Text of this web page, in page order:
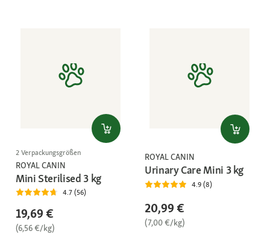
2 Verpackungsgrößen
ROYAL CANIN
Mini Sterilised 3 kg
4.7 (56)
19,69 €
(6,56 €/kg)
ROYAL CANIN
Urinary Care Mini 3 kg
4.9 (8)
20,99 €
(7,00 €/kg)